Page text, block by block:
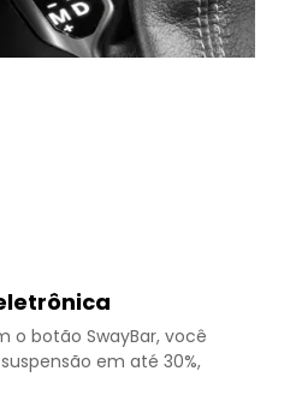
o botão SwayBar, você
em até 30%,